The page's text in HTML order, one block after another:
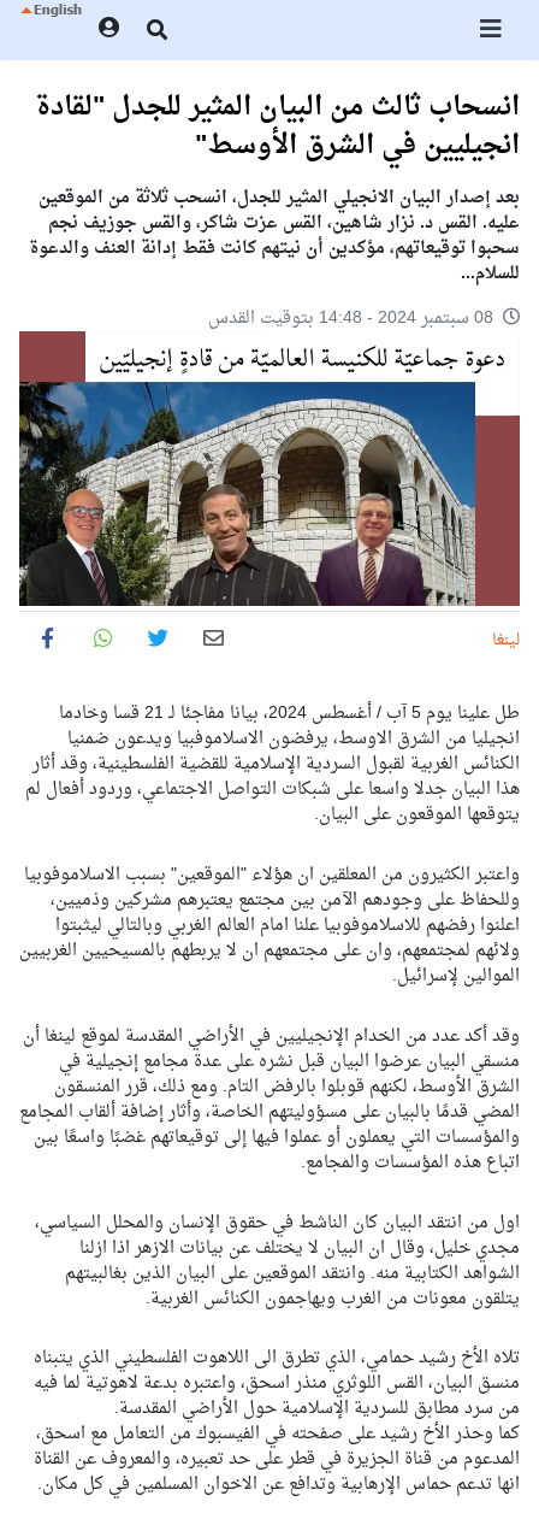
انسحاب ثالث من البيان المثير للجدل "لقادة
انجيليين في الشرق الأوسط"
بعد إصدار البيان الانجيلي المثير للجدل، انسحب ثلاثة من الموقعين
عليه. القس د. نزار شاهين، القس عزت شاكر، والقس جوزيف نجم
سحبوا توقيعاتهم، مؤكدين أن نيتهم كانت فقط إدانة العنف والدعوة
للسلام...
لينغا
طل علينا يوم 5 آب / أغسطس 2024، بيانا مفاجئا لـ 21 قسا وخادما
انجيليا من الشرق الاوسط، يرفضون الاسلاموفبيا ويدعون ضمنيا
الكنائس الغربية لقبول السردية الإسلامية للقضية الفلسطينية، وقد أثار
هذا البيان جدلا واسعا على شبكات التواصل الاجتماعي، وردود أفعال لم
يتوقعها الموقعون على البيان.
واعتبر الكثيرون من المعلقين ان هؤلاء "الموقعين" بسبب الاسلاموفوبيا
وللحفاظ على وجودهم الآمن بين مجتمع يعتبرهم مشركين وذميين،
اعلنوا رفضهم للاسلاموفوبيا علنا امام العالم الغربي وبالتالي ليثبتوا
ولائهم لمجتمعهم، وان على مجتمعهم ان لا يربطهم بالمسيحيين الغربيين
الموالين لإسرائيل.
وقد أكد عدد من الخدام الإنجيليين في الأراضي المقدسة لموقع لينغا أن
منسقي البيان عرضوا البيان قبل نشره على عدة مجامع إنجيلية في
الشرق الأوسط، لكنهم قوبلوا بالرفض التام. ومع ذلك، قرر المنسقون
المضي قدمًا بالبيان على مسؤوليتهم الخاصة، وأثار إضافة ألقاب المجامع
والمؤسسات التي يعملون أو عملوا فيها إلى توقيعاتهم غضبًا واسعًا بين
اتباع هذه المؤسسات والمجامع.
اول من انتقد البيان كان الناشط في حقوق الإنسان والمحلل السياسي،
مجدي خليل، وقال ان البيان لا يختلف عن بيانات الازهر اذا ازلنا
الشواهد الكتابية منه. وانتقد الموقعين على البيان الذين بغالبيتهم
يتلقون معونات من الغرب ويهاجمون الكنائس الغربية.
تلاه الأخ رشيد حمامي، الذي تطرق الى اللاهوت الفلسطيني الذي يتبناه
منسق البيان، القس اللوثري منذر اسحق، واعتبره بدعة لاهوتية لما فيه
من سرد مطابق للسردية الإسلامية حول الأراضي المقدسة.
كما وحذر الأخ رشيد على صفحته في الفيسبوك من التعامل مع اسحق،
المدعوم من قناة الجزيرة في قطر على حد تعبيره، والمعروف عن القناة
انها تدعم حماس الإرهابية وتدافع عن الاخوان المسلمين في كل مكان.